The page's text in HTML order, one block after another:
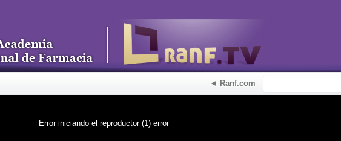
◄ Ranf.com
Error iniciando el reproductor (1) error